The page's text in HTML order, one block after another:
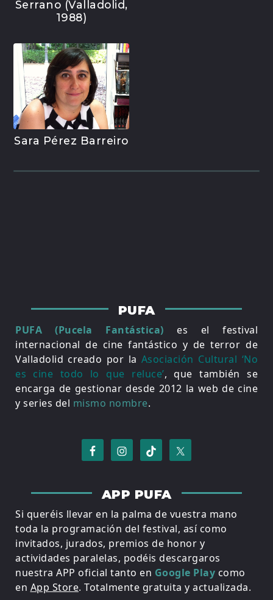
Serrano (Valladolid,
1988)
Sara Pérez Barreiro
PUFA
PUFA (Pucela Fantástica) es el festival
internacional de cine fantástico y de terror de
Valladolid creado por la Asociación Cultural ‘No
es cine todo lo que reluce’, que también se
encarga de gestionar desde 2012 la web de cine
y series del mismo nombre.
APP PUFA
Si queréis llevar en la palma de vuestra mano
toda la programación del festival, así como
invitados, jurados, premios de honor y
actividades paralelas, podéis descargaros
nuestra APP oficial tanto en Google Play como
en App Store. Totalmente gratuita y actualizada.